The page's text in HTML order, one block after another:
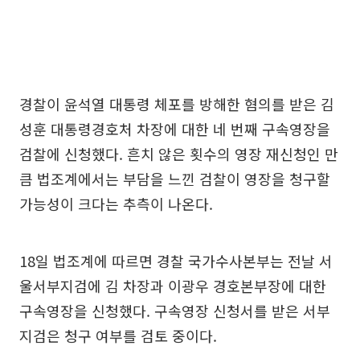
경찰이 윤석열 대통령 체포를 방해한 혐의를 받은 김
성훈 대통령경호처 차장에 대한 네 번째 구속영장을
검찰에 신청했다. 흔치 않은 횟수의 영장 재신청인 만
큼 법조계에서는 부담을 느낀 검찰이 영장을 청구할
가능성이 크다는 추측이 나온다.
18일 법조계에 따르면 경찰 국가수사본부는 전날 서
울서부지검에 김 차장과 이광우 경호본부장에 대한
구속영장을 신청했다. 구속영장 신청서를 받은 서부
지검은 청구 여부를 검토 중이다.